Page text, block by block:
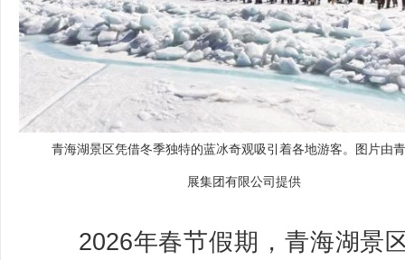
青海湖景区凭借冬季独特的蓝冰奇观吸引着各地游客。图片由
展集团有限公司提供
2026年春节假期，青海湖景